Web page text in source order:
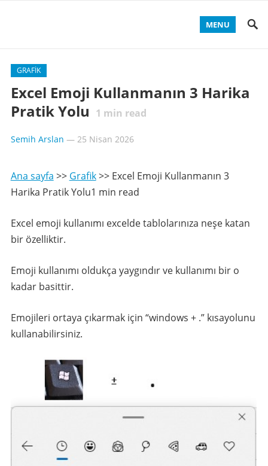
MENU
GRAFIK
Excel Emoji Kullanmanın 3 Harika
Pratik Yolu 1 min read
Semih Arslan — 25 Nisan 2026
Ana sayfa >> Grafik>> Excel Emoji Kullanmanın 3
Harika Pratik Yolu1 min read
Excel emoji kullanımı excelde tablolarınıza neşe katan
bir özelliktir.
Emoji kullanımı oldukça yaygındır ve kullanımı bir o
kadar basittir.
Emojileri ortaya çıkarmak için “windows + .” kısayolunu
kullanabilirsiniz.